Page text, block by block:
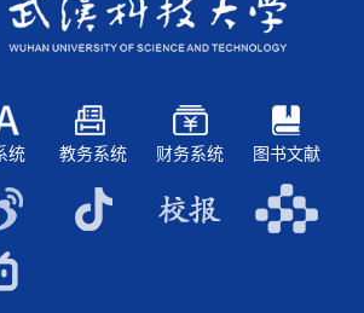
统 教务系统 财务系统 图书文献